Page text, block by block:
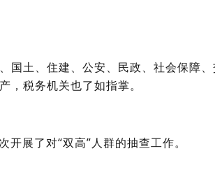
土、住建、公安、民政、社会保障
，税务机关也了如指掌。
展了对“双高”人群的抽查工作。